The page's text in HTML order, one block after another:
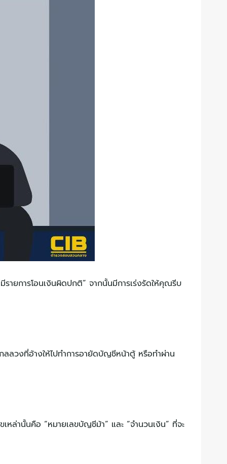
ายการโอนเงินผิดปกติ” จากนั้นมีการเร่งรัดให้คุณรีบ
ลวงที่อ้างให้ไปทำการอายัดบัญชีหน้าตู้ หรือทำผ่าน
ล่านั้นคือ “หมายเลขบัญชีม้า” และ “จำนวนเงิน” ที่จะ